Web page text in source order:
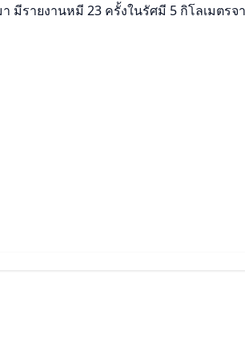
รายงานหมี 23 ครั้งในรัศมี 5 กิโลเมตร